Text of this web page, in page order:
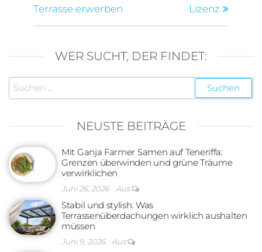
Terrasse erwerben
Lizenz
WER SUCHT, DER FINDET:
Suchen
nach:
NEUSTE BEITRÄGE
Mit Ganja Farmer Samen auf Teneriffa:
Grenzen überwinden und grüne Träume
verwirklichen
Juni 26, 2026 Aus
Stabil und stylish: Was
Terrassenüberdachungen wirklich aushalten
müssen
Juni 9, 2026 Aus